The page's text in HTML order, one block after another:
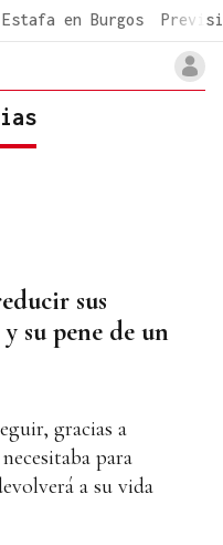
Estafa en Burgos
sus
su pene de un
gracias a
para
a su vida